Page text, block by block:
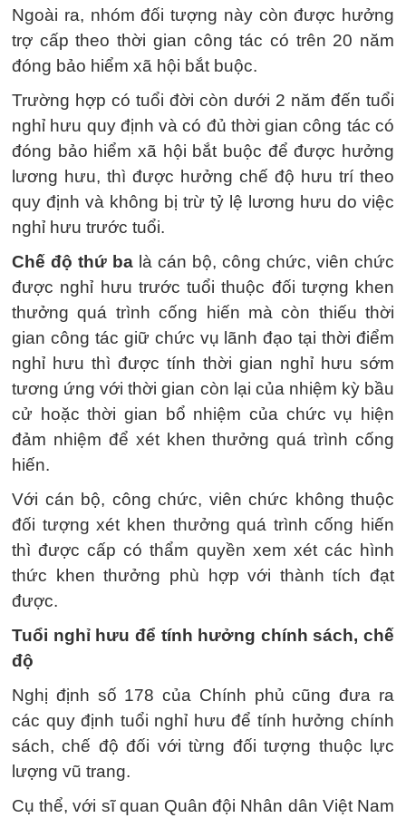
Ngoài ra, nhóm đối tượng này còn được hưởng
trợ cấp theo thời gian công tác có trên 20 năm
đóng bảo hiểm xã hội bắt buộc.
Trường hợp có tuổi đời còn dưới 2 năm đến tuổi
nghỉ hưu quy định và có đủ thời gian công tác có
đóng bảo hiểm xã hội bắt buộc để được hưởng
lương hưu, thì được hưởng chế độ hưu trí theo
quy định và không bị trừ tỷ lệ lương hưu do việc
nghỉ hưu trước tuổi.
Chế độ thứ ba là cán bộ, công chức, viên chức
được nghỉ hưu trước tuổi thuộc đối tượng khen
thưởng quá trình cống hiến mà còn thiếu thời
gian công tác giữ chức vụ lãnh đạo tại thời điểm
nghỉ hưu thì được tính thời gian nghỉ hưu sớm
tương ứng với thời gian còn lại của nhiệm kỳ bầu
cử hoặc thời gian bổ nhiệm của chức vụ hiện
đảm nhiệm để xét khen thưởng quá trình cống
hiến.
Với cán bộ, công chức, viên chức không thuộc
đối tượng xét khen thưởng quá trình cống hiến
thì được cấp có thẩm quyền xem xét các hình
thức khen thưởng phù hợp với thành tích đạt
được.
Tuổi nghỉ hưu để tính hưởng chính sách, chế
độ
Nghị định số 178 của Chính phủ cũng đưa ra
các quy định tuổi nghỉ hưu để tính hưởng chính
sách, chế độ đối với từng đối tượng thuộc lực
lượng vũ trang.
Cụ thể, với sĩ quan Quân đội Nhân dân Việt Nam